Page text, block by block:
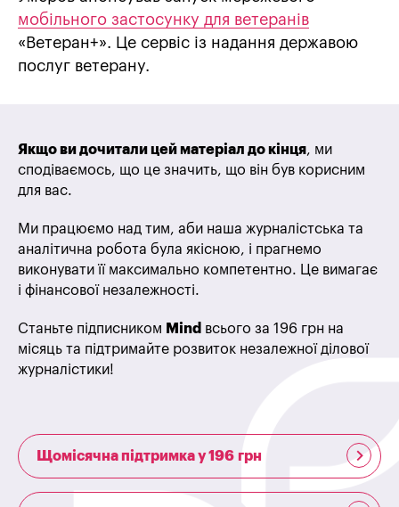
мобільного застосунку для ветеранів
«Ветеран+». Це сервіс із надання державою
послуг ветерану.
Якщо ви дочитали цей матеріал до кінця, ми
сподіваємось, що це значить, що він був корисним
для вас.
Ми працюємо над тим, аби наша журналістська та
аналітична робота була якісною, і прагнемо
виконувати її максимально компетентно. Це вимагає
і фінансової незалежності.
Станьте підписником Mind всього за 196 грн на
місяць та підтримайте розвиток незалежної ділової
журналістики!
Щомісячна підтримка у 196 грн